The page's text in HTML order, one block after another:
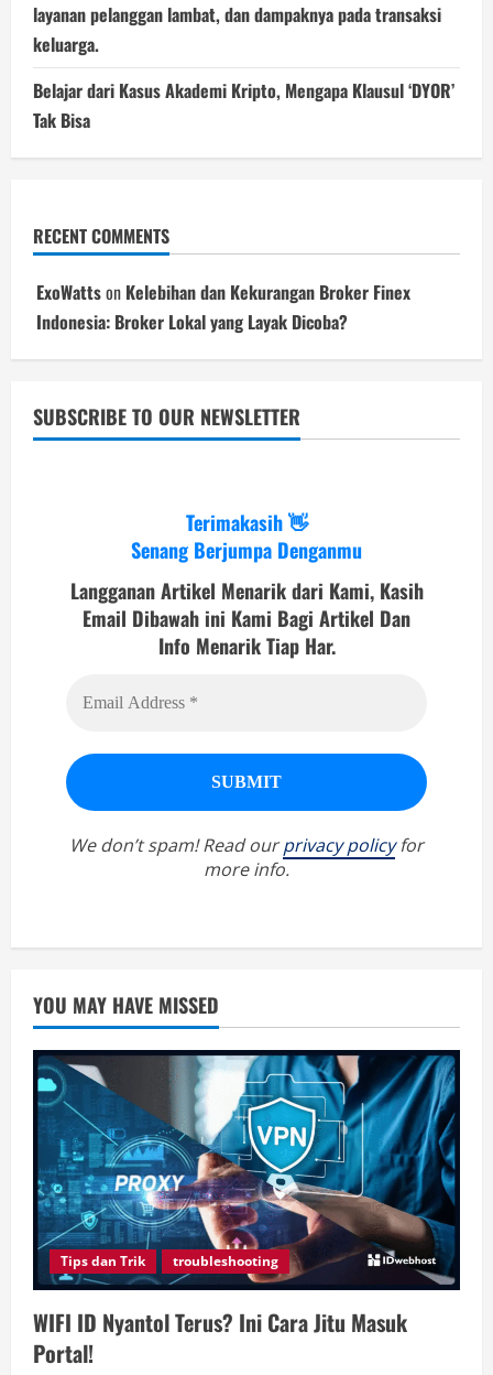
layanan pelanggan lambat, dan dampaknya pada transaksi
keluarga.
Belajar dari Kasus Akademi Kripto, Mengapa Klausul ‘DYOR’
Tak Bisa
RECENT COMMENTS
ExoWattson Kelebihan dan Kekurangan Broker Finex
Indonesia: Broker Lokal yang Layak Dicoba?
SUBSCRIBE TO OUR NEWSLETTER
Terimakasih 👋
Senang Berjumpa Denganmu
Langganan Artikel Menarik dari Kami, Kasih
Email Dibawah ini Kami Bagi Artikel Dan
Info Menarik Tiap Har.
We don’t spam! Read ourprivacy policyfor
more info.
YOU MAY HAVE MISSED
Tips dan Trik troubleshooting
WIFI ID Nyantol Terus? Ini Cara Jitu Masuk
Portal!